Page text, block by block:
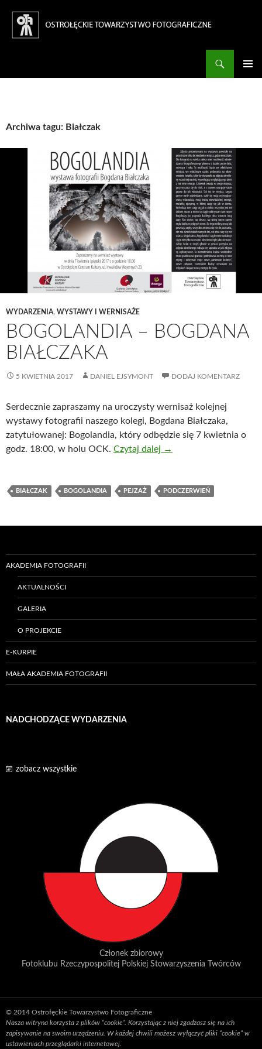
Archiwa tagu: Białczak
WYDARZENIA, WYSTAWY I WERNISAŻE
BOGOLANDIA – BOGDANA
BIAŁCZAKA
5 KWIETNIA 2017 DANIEL EJSYMONT DODAJ KOMENTARZ
Serdecznie zapraszamy na uroczysty wernisaż kolejnej
wystawy fotografii naszego kolegi, Bogdana Białczaka,
zatytułowanej: Bogolandia, który odbędzie się 7 kwietnia o
godz. 18:00, w holu OCK. Czytaj dalej →
BIAŁCZAK BOGOLANDIA PEJZAŻ PODCZERWIEŃ
AKADEMIA FOTOGRAFII
AKTUALNOŚCI
GALERIA
O PROJEKCIE
E-KURPIE
MAŁA AKADEMIA FOTOGRAFII
NADCHODZĄCE WYDARZENIA
zobacz wszystkie
Członek zbiorowy
Fotoklubu Rzeczypospolitej Polskiej Stowarzyszenia Twórców
© 2014 Ostrołęckie Towarzystwo Fotograficzne
Nasza witryna korzysta z plików “cookie”. Korzystając z niej zgadzasz się na ich
zapisywanie na swoim urządzeniu. W każdej chwili możesz wyłączyć pliki “cookie” w
ustawieniach przeglądarki internetowej.